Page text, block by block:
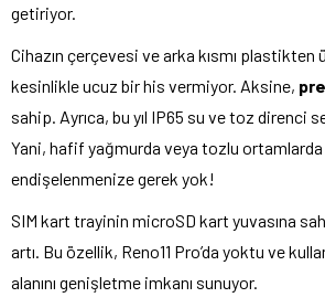
getiriyor.
Cihazın çerçevesi ve arka kısmı plastikten
kesinlikle ucuz bir his vermiyor. Aksine,
sahip. Ayrıca, bu yıl IP65 su ve toz direnci
Yani, hafif yağmurda veya tozlu
endişelenmenize gerek yok!
SIM kart trayinin microSD kart yuvasına
artı. Bu özellik, Reno11 Pro’da yoktu ve
alanını genişletme imkanı sunuyor.